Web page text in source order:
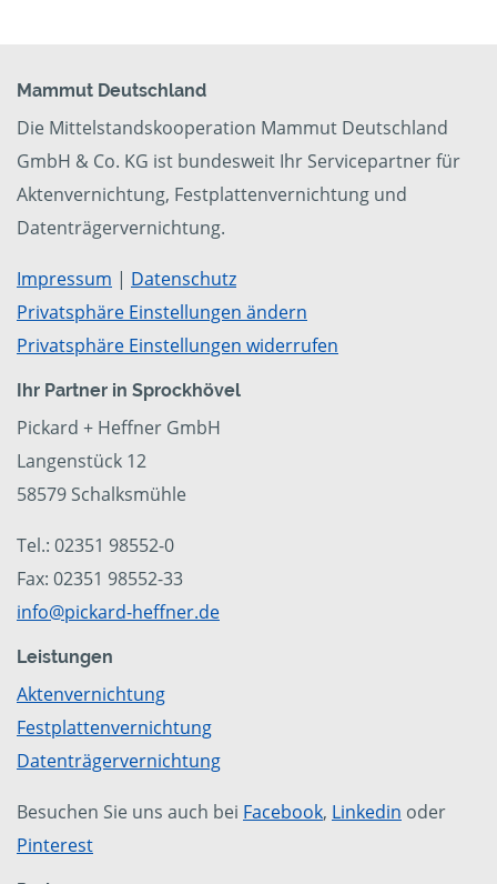
Mammut Deutschland
Die Mittelstandskooperation Mammut Deutschland
GmbH & Co. KG ist bundesweit Ihr Servicepartner für
Aktenvernichtung, Festplattenvernichtung und
Datenträgervernichtung.
Impressum | Datenschutz
Privatsphäre Einstellungen ändern
Privatsphäre Einstellungen widerrufen
Ihr Partner in Sprockhövel
Pickard + Heffner GmbH
Langenstück 12
58579 Schalksmühle
Tel.: 02351 98552-0
Fax: 02351 98552-33
info@pickard-heffner.de
Leistungen
Aktenvernichtung
Festplattenvernichtung
Datenträgervernichtung
Besuchen Sie uns auch bei Facebook, Linkedin oder
Pinterest